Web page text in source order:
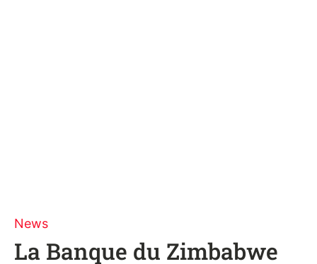
News
La Banque du Zimbabwe